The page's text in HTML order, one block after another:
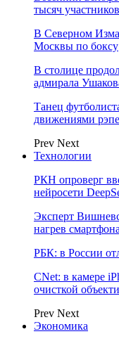
тысяч участников
В Северном
Москвы по боксу
В столице
адмирала
Танец
движениями
Prev Next
Технологии
РКН опроверг
нейросети
Эксперт
нагрев
РБК: в России
CNet: в камере
очисткой
Prev Next
Экономика